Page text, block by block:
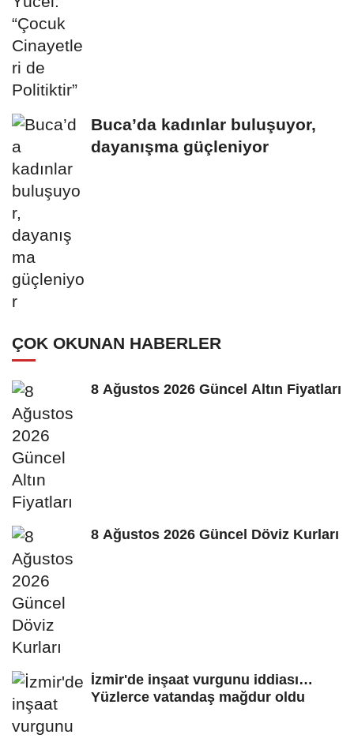
Buca’da kadınlar buluşuyor,
dayanışma güçleniyor
ÇOK OKUNAN HABERLER
8 Ağustos 2026 Güncel Altın Fiyatları
8 Ağustos 2026 Güncel Döviz Kurları
İzmir'de inşaat vurgunu iddiası…
Yüzlerce vatandaş mağdur oldu